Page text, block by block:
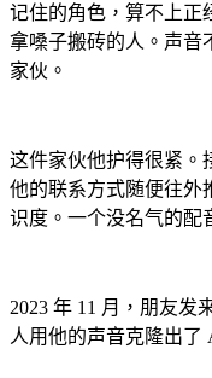
记住的角色，算不上正
拿嗓子搬砖的人。声音
家伙。
这件家伙他护得很紧。
他的联系方式随便往外
识度。一个没名气的配
2023 年 11 月，朋友发
人用他的声音克隆出了